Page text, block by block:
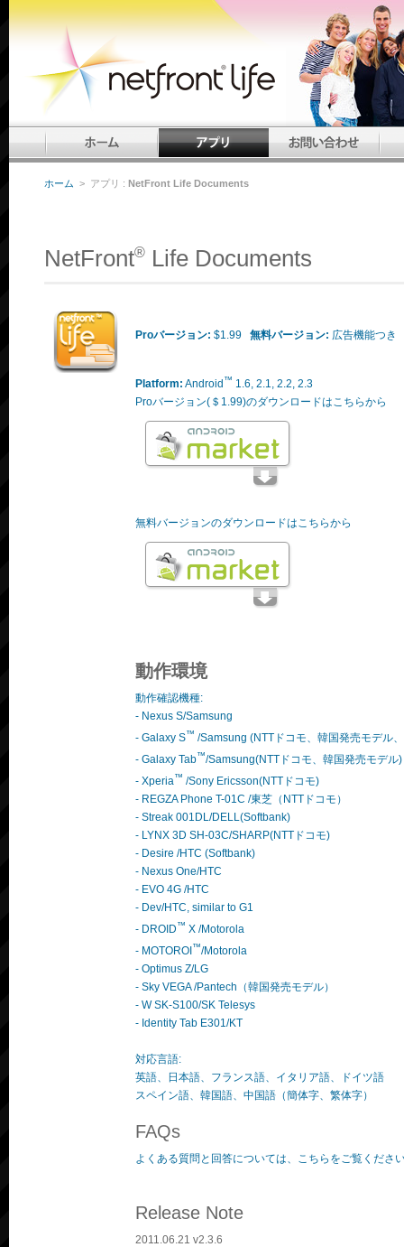
ホーム > アプリ : NetFront Life Documents
NetFront® Life Documents
Proバージョン: $1.99 無料バージョン: 広告機能つき
Platform: Android™ 1.6, 2.1, 2.2, 2.3
Proバージョン(＄1.99)のダウンロードはこちらから
無料バージョンのダウンロードはこちらから
動作環境
動作確認機種:
- Nexus S/Samsung
- Galaxy S™ /Samsung (NTTドコモ、韓国発売モデル
- Galaxy Tab™/Samsung(NTTドコモ、韓国発売モデル)
- Xperia™ /Sony Ericsson(NTTドコモ)
- REGZA Phone T-01C /東芝（NTTドコモ）
- Streak 001DL/DELL(Softbank)
- LYNX 3D SH-03C/SHARP(NTTドコモ)
- Desire /HTC (Softbank)
- Nexus One/HTC
- EVO 4G /HTC
- Dev/HTC, similar to G1
- DROID™ X /Motorola
- MOTOROI™/Motorola
- Optimus Z/LG
- Sky VEGA /Pantech（韓国発売モデル）
- W SK-S100/SK Telesys
- Identity Tab E301/KT
対応言語:
英語、日本語、フランス語、イタリア語、ドイツ語
スペイン語、韓国語、中国語（簡体字、繁体字）
FAQs
よくある質問と回答については、こちらをご覧くださ
Release Note
2011.06.21 v2.3.6